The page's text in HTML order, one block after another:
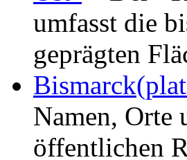
umfasst die
geprägten
Namen, Orte
öffentlichen